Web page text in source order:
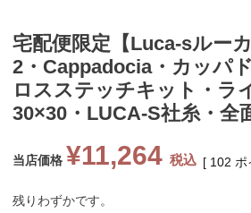
宅配便限定【Luca-sルー
2・Cappadocia・カッパ
ロスステッチキット・ラ
30×30・LUCA-S社糸・全
当店価格 ¥11,264 税込 [ 102 ポ
残りわずかです。